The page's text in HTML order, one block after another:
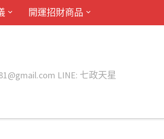
開運招財商品
LINE: 七政天星